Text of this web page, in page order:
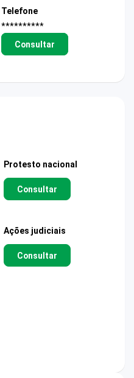
Telefone
**********
Consultar
Protesto nacional
Consultar
Ações judiciais
Consultar